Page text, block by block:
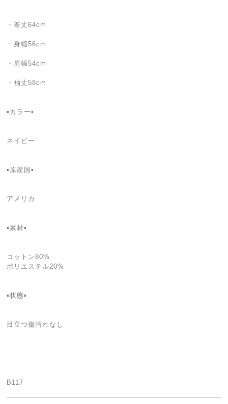
・着丈64cm
・身幅56cm
・肩幅54cm
・袖丈58cm
▪️カラー▪️
ネイビー
▪️原産国▪️
アメリカ
▪️素材▪️
コットン80%
ポリエステル20%
▪️状態▪️
目立つ傷汚れなし
B117